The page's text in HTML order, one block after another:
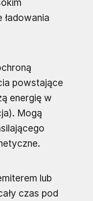
powstające
energię w
Mogą
lub
czas pod